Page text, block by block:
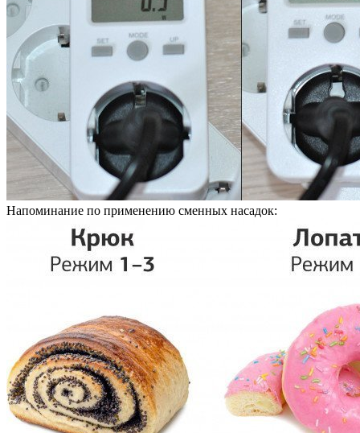
Напоминание по применению сменных насадок: